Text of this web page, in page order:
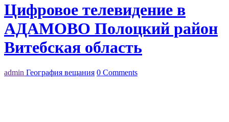
Цифровое телевидение в
АДАМОВО Полоцкий район
Витебская область
admin География вещания 0 Comments